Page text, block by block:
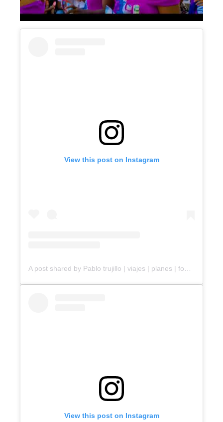
View this post on Instagram
A post shared by Pablo trujillo | viajes | planes | foodie (@pablotrujillo.travel)
View this post on Instagram